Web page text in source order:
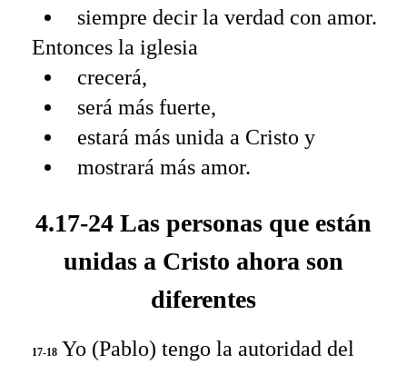
siempre decir la verdad con amor.
Entonces la iglesia
crecerá,
será más fuerte,
estará más unida a Cristo y
mostrará más amor.
4.17-24 Las personas que están
unidas a Cristo ahora son
diferentes
17-18 Yo (Pablo) tengo la autoridad del